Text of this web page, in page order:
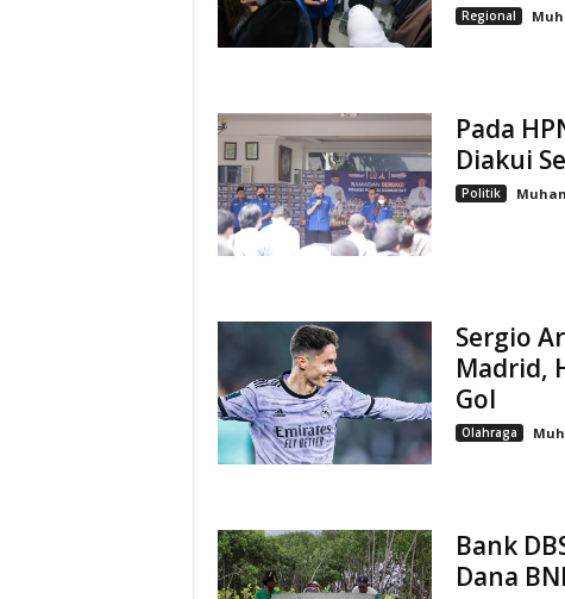
Regional
Pada
Diakui
Politik
Sergio
Madrid,
Gol
Olahraga Muh
Bank
Dana